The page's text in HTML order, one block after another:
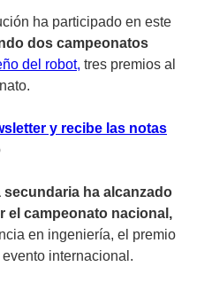
ha participado en este
dos campeonatos
del robot, tres premios al
y recibe las notas
secundaria ha alcanzado
el campeonato nacional,
en ingeniería, el premio
internacional.